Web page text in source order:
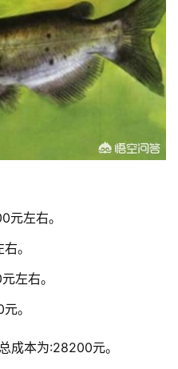
元左右。
。
左右。
。
成本为:28200元。